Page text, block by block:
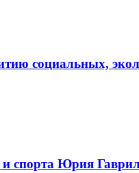
социальных,
спорта Юрия